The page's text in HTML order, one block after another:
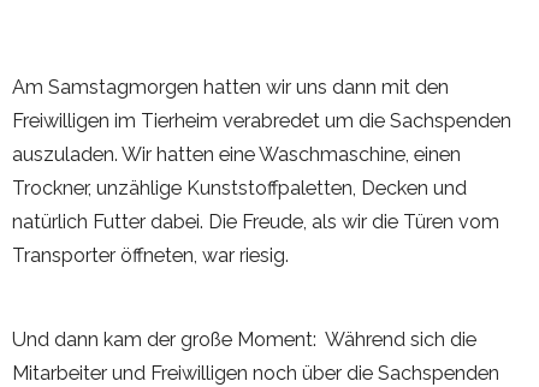
Am Samstagmorgen hatten wir uns dann mit den
Freiwilligen im Tierheim verabredet um die Sachspenden
auszuladen. Wir hatten eine Waschmaschine, einen
Trockner, unzählige Kunststoffpaletten, Decken und
natürlich Futter dabei. Die Freude, als wir die Türen vom
Transporter öffneten, war riesig.
Und dann kam der große Moment: Während sich die
Mitarbeiter und Freiwilligen noch über die Sachspenden